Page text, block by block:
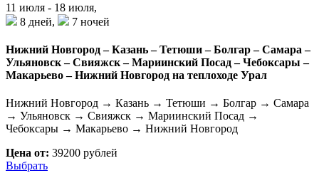
11 июля - 18 июля,
8 дней,
7 ночей
Нижний Новгород – Казань – Тетюши – Болгар – Самара –
Ульяновск – Свияжск – Мариинский Посад – Чебоксары –
Макарьево – Нижний Новгород на теплоходе Урал
Нижний Новгород → Казань → Тетюши → Болгар → Самара
→ Ульяновск → Свияжск → Мариинский Посад →
Чебоксары → Макарьево → Нижний Новгород
Цена от: 39200 рублей
Выбрать